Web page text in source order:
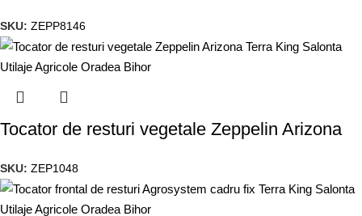
SKU: ZEPP8146
Tocator de resturi vegetale Zeppelin Arizona
SKU: ZEP1048